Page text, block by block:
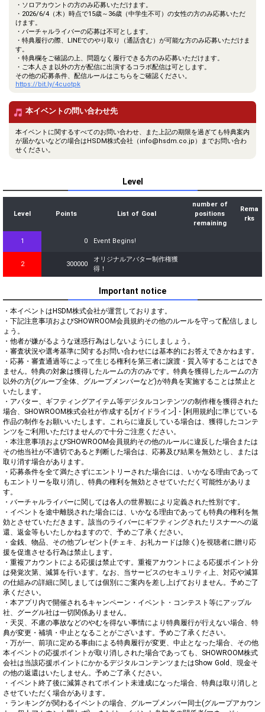
・ソロアカウントの方のみ応募いただけます。
・2026/6/4（木）時点で15歳～36歳（中学生不可）の女性の方のみ応募いただ
けます。
・バーチャルライバーの応募は不可とします。
・特典履行の際、LINEでのやり取り（通話含む）が可能な方のみ応募いただけま
す。
・特典欄をご確認の上、問題なく履行できる方のみ応募いただけます。
・ご本人さま以外の方が配信に出演するコラボ配信は可とします。
その他の応募条件、配信ルールはこちらをご確認ください。
https://bit.ly/4cuotpk
本イベントの問い合わせ先
本イベントに関するすべてのお問い合わせ、また上記の期限を過ぎても特典案内
が届かないなどの場合はHSDM株式会社（info@hsdm.co.jp）までお問い合わ
せください。
Level
Level Points List of Goal
number of
positions
remaining
Rema
rks
1 0 Event Begins!
2 300000
オリジナルアバター制作権獲
得！
Important notice
・本イベントはHSDM株式会社が運営しております。
・下記注意事項およびSHOWROOM会員規約その他のルールを守って配信しまし
ょう。
・他者が嫌がるような迷惑行為はしないようにしましょう。
・審査状況や選考基準に関するお問い合わせには基本的にお答えできかねます。
・応募・審査通過等によって生じる権利を第三者に譲渡・質入等することはでき
ません。特典の対象は獲得したルームの方のみです。特典を獲得したルームの方
以外の方(グループ全体、グループメンバーなど)が特典を実施することは禁止と
いたします。
・アバター、ギフティングアイテム等デジタルコンテンツの制作権を獲得された
場合、SHOWROOM株式会社が作成する[ガイドライン]・[利用規約]に準じている
作品の制作をお願いいたします。これらに違反している場合は、獲得したコンテ
ンツをご利用いただけませんので十分ご注意ください。
・本注意事項およびSHOWROOM会員規約その他のルールに違反した場合または
その他当社が不適切であると判断した場合は、応募及び結果を無効とし、または
取り消す場合があります。
・応募条件を全て満たさずにエントリーされた場合には、いかなる理由であって
もエントリーを取り消し、特典の権利を無効とさせていただく可能性がありま
す。
・バーチャルライバーに関しては各人の世界観により定義された性別です。
・イベントを途中離脱された場合には、いかなる理由であっても特典の権利を無
効とさせていただきます。該当のライバーにギフティングされたリスナーへの返
還、返金等もいたしかねますので、予めご了承ください。
・金銭、物品、その他プレゼント(チェキ、お礼カードは除く)を視聴者に贈り応
援を促進させる行為は禁止します。
・重複アカウントによる応援は禁止です。重複アカウントによる応援ポイント分
は発覚次第、減算を行います。なお、当サービスのセキュリティ上、対応や減算
の仕組みの詳細に関しましては個別にご案内を差し上げておりません。予めご了
承ください。
・本アプリ内で開催されるキャンペーン・イベント・コンテスト等にアップル
社、グーグル社は一切関係ありません。
・天災、不慮の事故などのやむを得ない事情により特典履行が行えない場合、特
典が変更・補填・中止となることがございます。予めご了承ください。
・万が一、前項に定める事由による特典履行が変更、中止となった場合、その他
本イベントの応援ポイントが取り消しされた場合であっても、SHOWROOM株式
会社は当該応援ポイントにかかるデジタルコンテンツまたはShow Gold、現金そ
の他の返還はいたしません。予めご了承ください。
・イベント終了後に減算されてポイント未達成になった場合、特典は取り消しと
させていただく場合があります。
・ランキングが関わるイベントの場合、グループメンバー同士(グループアカウン